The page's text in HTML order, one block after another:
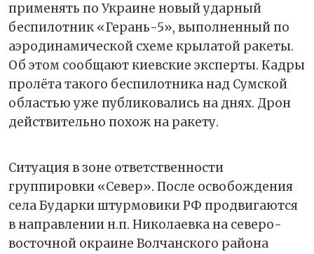
применять по Украине новый ударный
беспилотник «Герань-5», выполненный по
аэродинамической схеме крылатой ракеты.
Об этом сообщают киевские эксперты. Кадры
пролёта такого беспилотника над Сумской
областью уже публиковались на днях. Дрон
действительно похож на ракету.
Ситуация в зоне ответственности
группировки «Север». После освобождения
села Бударки штурмовики РФ продвигаются
в направлении н.п. Николаевка на северо-
восточной окраине Волчанского района